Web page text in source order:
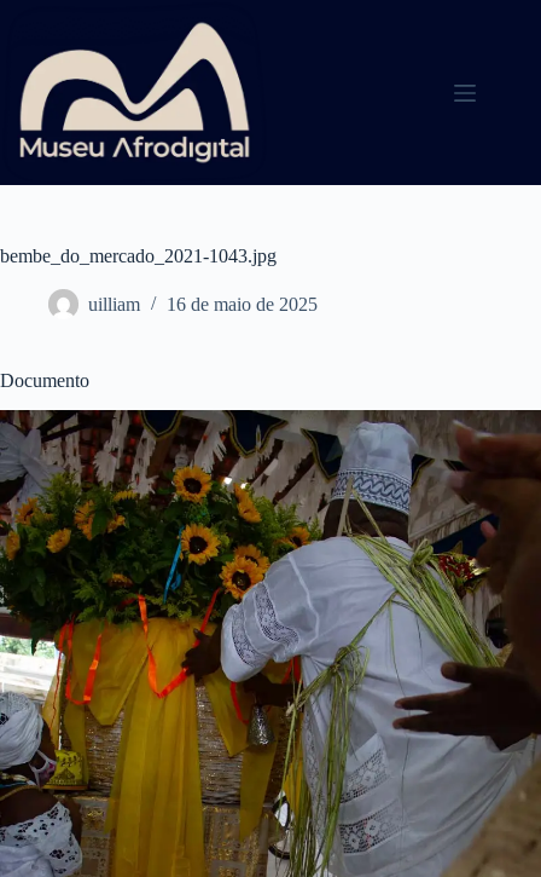
conteúdo
bembe_do_mercado_2021-1043.jpg
uilliam 16 de maio de 2025
Documento